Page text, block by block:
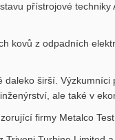
přístrojové
kovů z odpadních
širší.
ale také v
firmy Metalco